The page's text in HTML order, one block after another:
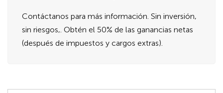
Contáctanos para más información. Sin inversión,
sin riesgos,. Obtén el 50% de las ganancias netas
(después de impuestos y cargos extras).